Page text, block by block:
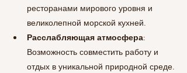
ресторанами мирового уровня и
великолепной морской кухней.
Расслабляющая атмосфера:
Возможность совместить работу и
отдых в уникальной природной среде.